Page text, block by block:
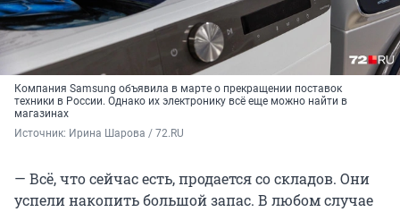
Компания Samsung объявила в марте о прекращении поставок
техники в России. Однако их электронику всё еще можно найти в
магазинах
Источник: Ирина Шарова / 72.RU
— Всё, что сейчас есть, продается со складов. Они
успели накопить большой запас. В любом случае